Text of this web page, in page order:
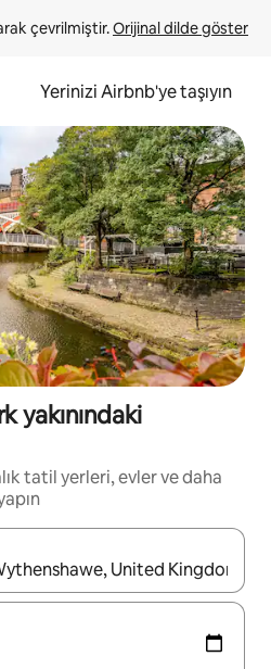
çevrilmiştir. Orijinal dilde göster
Yerinizi Airbnb'ye taşıyın
yakınındaki
tatil yerleri, evler ve daha
yukarı ve aşağı oklarıyla